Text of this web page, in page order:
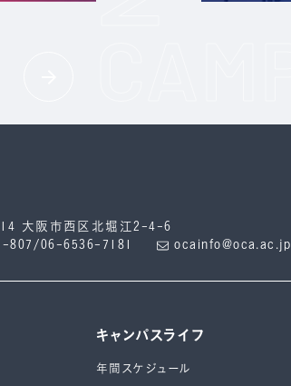
大阪市西区北堀江2-4-6
807/06-6536-7181
ocainfo@oca.ac.jp
キャンパスライフ
年間スケジュール